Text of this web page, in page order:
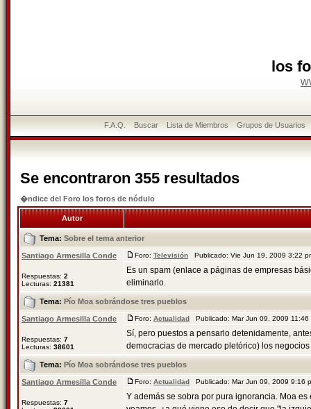
los
F.A.Q. Buscar Lista de Miembros Grupos de Usuarios
Se encontraron 355 resultados
�ndice del Foro los foros de nódulo
Autor
Tema: Sobre el tema anterior
Santiago Armesilla Conde
Respuestas: 2
Lecturas: 21381
Foro: Televisión Publicado: Vie Jun 19, 2009 3:22
Es un spam (enlace a páginas de empresas
eliminarlo.
Tema: Pío Moa sobrándose tres pueblos
Santiago Armesilla Conde
Respuestas: 7
Lecturas: 38601
Foro: Actualidad Publicado: Mar Jun 09, 2009
Sí, pero puestos a pensarlo detenidamente,
democracias de mercado pletórico) los
Tema: Pío Moa sobrándose tres pueblos
Santiago Armesilla Conde
Respuestas: 7
Foro: Actualidad Publicado: Mar Jun 09, 2009
Y además se sobra por pura ignorancia. Moa